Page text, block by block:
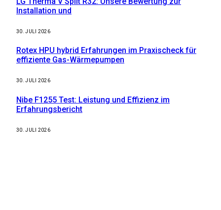
Installation und
30. JULI 2026
Rotex HPU hybrid Erfahrungen im Praxischeck für
effiziente Gas-Wärmepumpen
30. JULI 2026
Nibe F1255 Test: Leistung und Effizienz im
Erfahrungsbericht
30. JULI 2026